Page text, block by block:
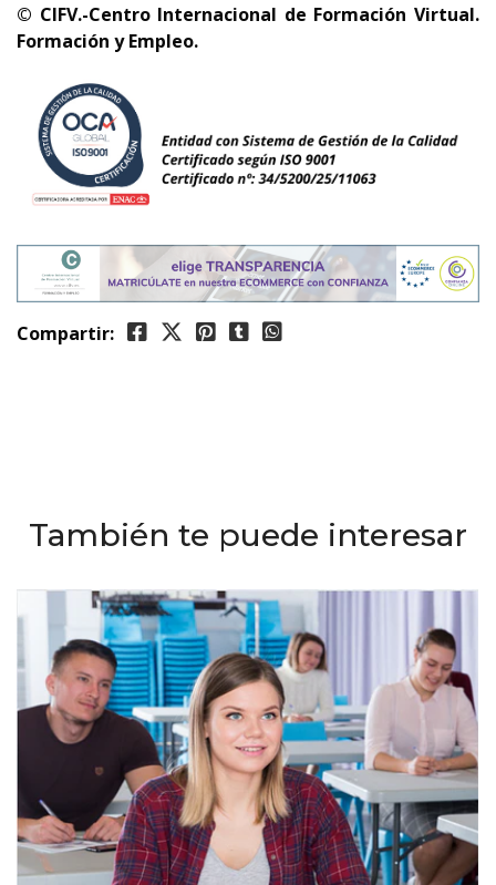
© CIFV.-Centro Internacional de Formación Virtual.
Formación y Empleo.
Compartir:
También te puede interesar